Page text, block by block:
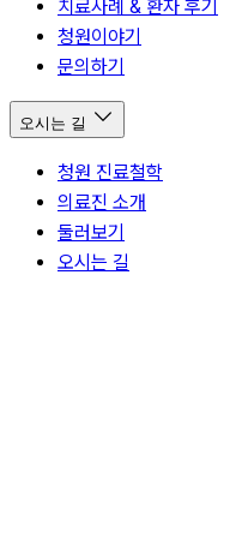
치료사례 & 환자 후기
청원이야기
문의하기
오시는 길
청원 진료철학
의료진 소개
둘러보기
오시는 길